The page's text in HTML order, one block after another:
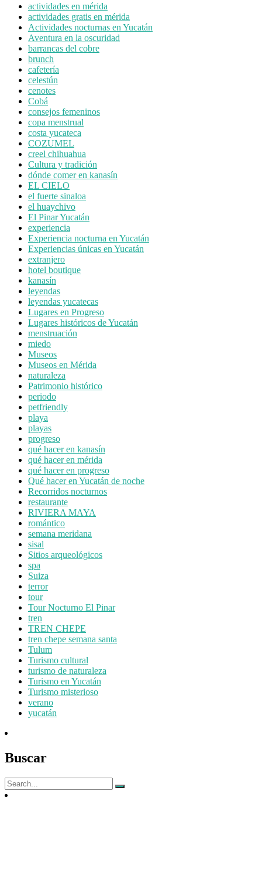
actividades en mérida
actividades gratis en mérida
Actividades nocturnas en Yucatán
Aventura en la oscuridad
barrancas del cobre
brunch
cafetería
celestún
cenotes
Cobá
consejos femeninos
copa menstrual
costa yucateca
COZUMEL
creel chihuahua
Cultura y tradición
dónde comer en kanasín
EL CIELO
el fuerte sinaloa
el huaychivo
El Pinar Yucatán
experiencia
Experiencia nocturna en Yucatán
Experiencias únicas en Yucatán
extranjero
hotel boutique
kanasín
leyendas
leyendas yucatecas
Lugares en Progreso
Lugares históricos de Yucatán
menstruación
miedo
Museos
Museos en Mérida
naturaleza
Patrimonio histórico
periodo
petfriendly
playa
playas
progreso
qué hacer en kanasín
qué hacer en mérida
qué hacer en progreso
Qué hacer en Yucatán de noche
Recorridos nocturnos
restaurante
RIVIERA MAYA
romántico
semana meridana
sisal
Sitios arqueológicos
spa
Suiza
terror
tour
Tour Nocturno El Pinar
tren
TREN CHEPE
tren chepe semana santa
Tulum
Turismo cultural
turismo de naturaleza
Turismo en Yucatán
Turismo misterioso
verano
yucatán
Buscar